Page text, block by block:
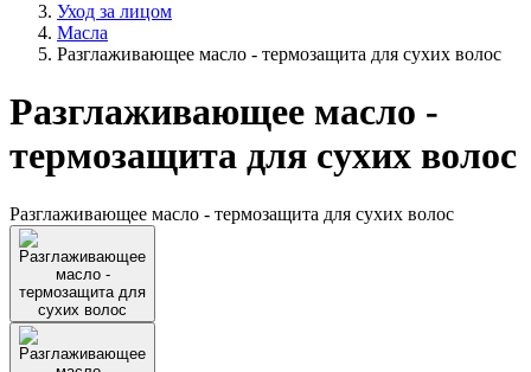
Уход за лицом
Масла
Разглаживающее масло - термозащита для сухих волос
Разглаживающее масло -
термозащита для сухих волос
Разглаживающее масло - термозащита для сухих волос